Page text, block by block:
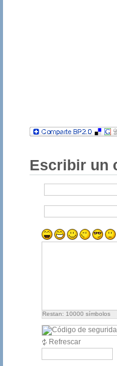
Escribir un
Restan: 10000 símbolos
Refrescar